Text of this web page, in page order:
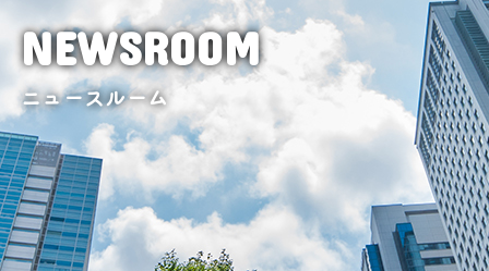
NEWSROOM
ニュースルーム